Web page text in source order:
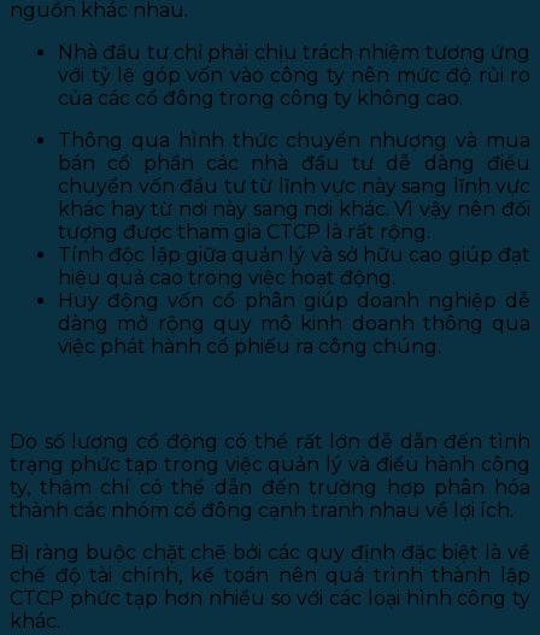
nguồn khác nhau.
Nhà đầu tư chỉ phải chịu trách nhiệm tương ứng
với tỷ lệ góp vốn vào công ty nên mức độ rủi ro
của các cổ đông trong công ty không cao.
Thông qua hình thức chuyển nhượng và mua
bán cổ phần các nhà đầu tư dễ dàng điều
chuyển vốn đầu tư từ lĩnh vực này sang lĩnh vực
khác hay từ nơi này sang nơi khác. Vì vậy nên đối
tượng được tham gia CTCP là rất rộng.
Tính độc lập giữa quản lý và sở hữu cao giúp đạt
hiệu quả cao trong việc hoạt động.
Huy động vốn cổ phân giúp doanh nghiệp dễ
dàng mở rộng quy mô kinh doanh thông qua
việc phát hành cổ phiếu ra công chúng.
Do số lượng cổ động có thể rất lớn dễ dẫn đến tình
trạng phức tạp trong việc quản lý và điều hành công
ty, thậm chí có thể dẫn đến trường hợp phân hóa
thành các nhóm cổ đông cạnh tranh nhau về lợi ích.
Bị ràng buộc chặt chẽ bởi các quy định đặc biệt là về
chế độ tài chính, kế toán nên quá trình thành lập
CTCP phức tạp hơn nhiều so với các loại hình công ty
khác.